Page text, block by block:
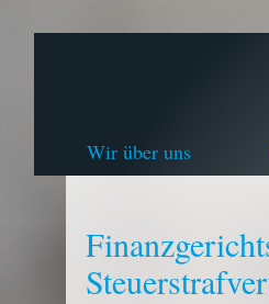
Wir über uns